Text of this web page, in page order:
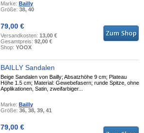
Marke: Bailly
Größe:38, 40
79,00 €
Versandkosten:13,00 €
Gesamtpreis:92,00 €
Shop:YOOX
BAILLY Sandalen
Beige Sandalen von Bailly; Absatzhöhe 9 cm; Plateau
Höhe 1.5 cm; Material: Gewebefasern; runde Spitze, ohne
Applikationen, Satin, zweifarbiger...
Marke: Bailly
Größe:36, 38, 39, 41
79,00 €